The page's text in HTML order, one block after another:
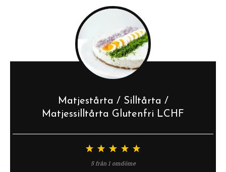
Matjestårta / Silltårta /
Matjessilltårta Glutenfri LCHF
5
4
stjärnor
3
stjärnor
2
stjärnor
1
stjärna
5från 1omdöme